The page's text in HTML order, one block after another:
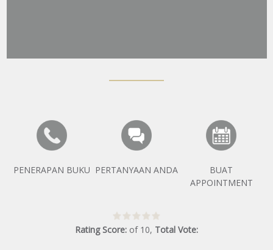
PENERAPAN BUKU PERTANYAAN ANDA
BUAT
APPOINTMENT
Rating Score: of 10, Total Vote: